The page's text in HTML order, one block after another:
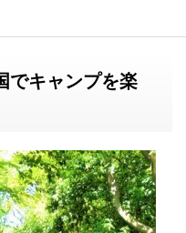
でキャンプを楽